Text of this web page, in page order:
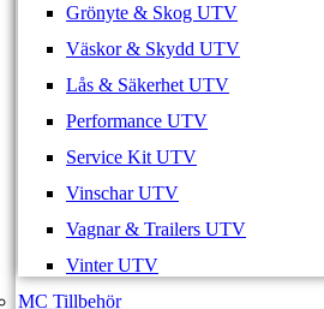
Grönyte & Skog UTV
Väskor & Skydd UTV
Lås & Säkerhet UTV
Performance UTV
Service Kit UTV
Vinschar UTV
Vagnar & Trailers UTV
Vinter UTV
MC Tillbehör